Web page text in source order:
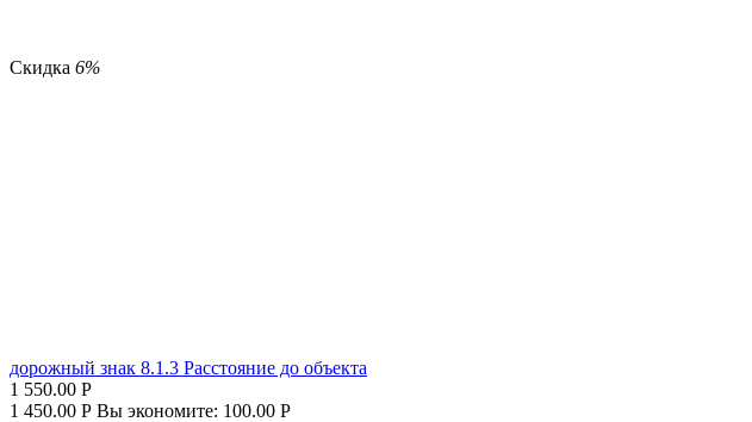
Скидка 6%
дорожный знак 8.1.3 Расстояние до объекта
1 550.00 Р
1 450.00 Р Вы экономите: 100.00 Р